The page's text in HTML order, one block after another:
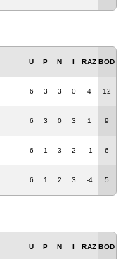
U P N I RAZ BOD
6 3 3 0 4 12
6 3 0 3 1 9
6 1 3 2 -1 6
6 1 2 3 -4 5
U P N I RAZ BOD